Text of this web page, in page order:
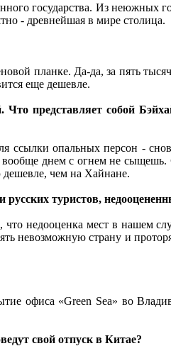
государства. Из неюжных
- древнейшая в мире столица.
планке. Да-да, за пять
еще дешевле.
представляет собой
ссылки опальных персон -
днем с огнем не
дешевле, чем на Хайнане.
туристов,
недооценка мест в нашем
невозможную страну и
офиса «Green Sea» во
свой отпуск в Китае?